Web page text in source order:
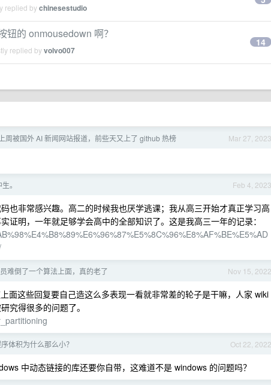
replied bychinesestudio
的 onmousedown 啊？
replied byvolvo007
14
Mar 27, 2023
周被国外 AI 新闻网站报道，前些天又上了 github 热榜
Feb 4, 2023
。
也非常感兴趣。高二的时候我也厌学逃课；我从高三开始才真正学习高
证明，一年就足够学会高中的全部知识了。这是我高三一年的记录：
Nov 15, 2022
难倒了一个算法上面，真的老了
面这些回复要自己造这么多表现一看就非常差的轮子是干嘛，人家 wiki
究得很多的问题了。
Oct 22, 2022
体积为什么那么小？
中动态链接的库还要你自带，这难道不是 windows 的问题吗？